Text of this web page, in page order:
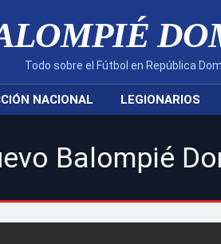
Todo sobre el Fútbol en República
NACIONAL LEGIONARIOS